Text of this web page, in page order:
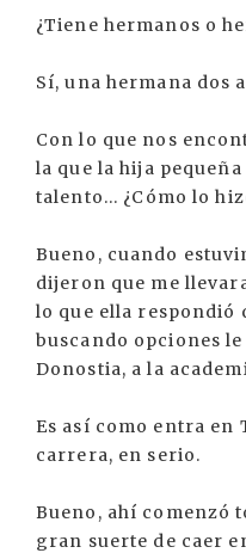
¿Tiene hermanos o
Sí, una hermana dos
Con lo que nos
la que la hija
talento... ¿Cómo lo
Bueno, cuando
dijeron que me
lo que ella respondió
buscando opciones
Donostia, a la
Es así como entra en
carrera, en serio.
Bueno, ahí comenzó
gran suerte de caer